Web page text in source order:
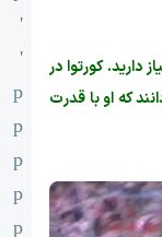
کورتوا در
که او با قدرت